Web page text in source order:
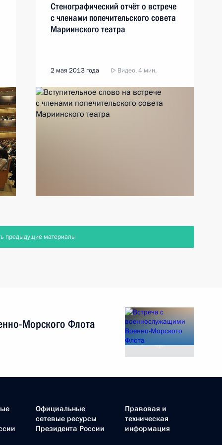
Стенографический отчёт о встрече
с членами попечительского совета
Мариинского театра
2 мая 2013 года Видео, 4 мин.
предыдущие материалы
Морского Флота
Официальные
сетевые ресурсы
Президента России
Правовая и
техническая
информация